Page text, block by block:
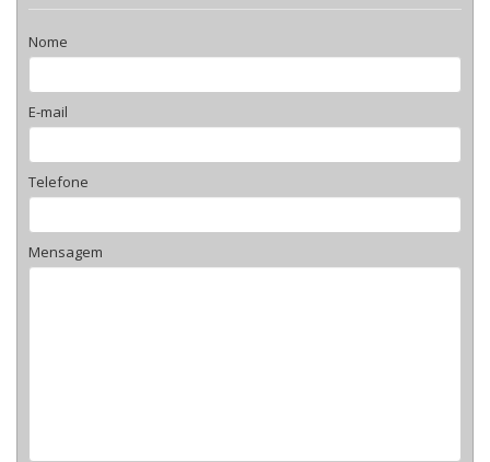
Nome
E-mail
Telefone
Mensagem